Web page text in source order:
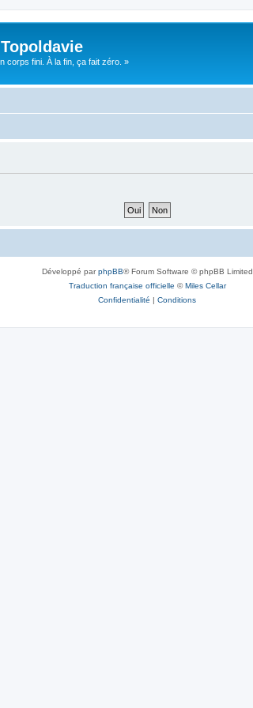
corps fini. À la fin, ça fait zéro. »
Développé parphpBB® Forum Software © phpBB Limited
Traduction française officielle ©Miles Cellar
Confidentialité | Conditions